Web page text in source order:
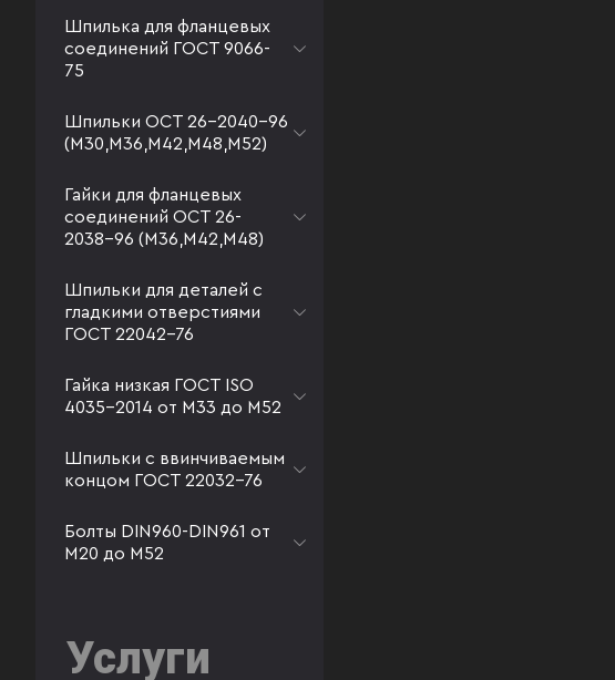
Шпилька для фланцевых
соединений ГОСТ 9066-
75
Шпильки ОСТ 26-2040-96
(М30,М36,М42,М48,М52)
Гайки для фланцевых
соединений ОСТ 26-
2038-96 (М36,М42,М48)
Шпильки для деталей с
гладкими отверстиями
ГОСТ 22042-76
Гайка низкая ГОСТ ISO
4035-2014 от М33 до М52
Шпильки с ввинчиваемым
концом ГОСТ 22032-76
Болты DIN960-DIN961 от
М20 до М52
Услуги